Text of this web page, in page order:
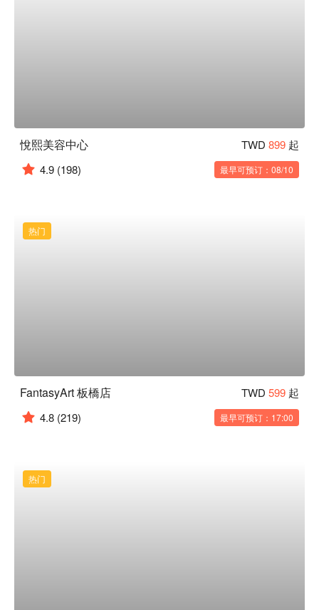
悅熙美容中心 TWD 899 起
4.9 (198) 最早可预订：08/10
热门
FantasyArt 板橋店 TWD 599 起
4.8 (219) 最早可预订：17:00
热门